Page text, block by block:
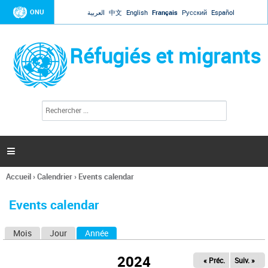
Jump to navigation
ONU العربية 中文 English Français Русский Español
Réfugiés et migrants
l
c
h
e

Vous
ici
Accueil›Calendrier› Events calendar
Events calendar
Mois Jour Année
2024 « Préc. Suiv. »